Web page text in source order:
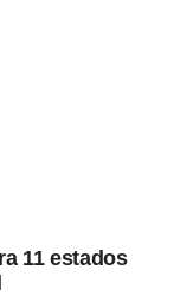
11 estados